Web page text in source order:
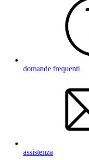
domande frequenti
assistenza